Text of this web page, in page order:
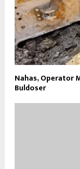
Nahas, Operator
Buldoser